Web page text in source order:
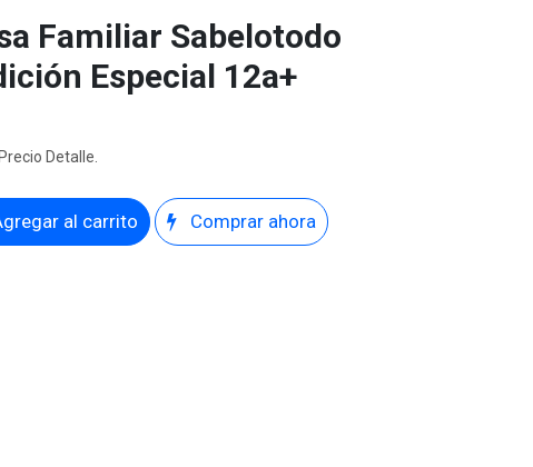
Familiar Sabelotodo
Especial 12a+
Precio Detalle.
al carrito Comprar ahora